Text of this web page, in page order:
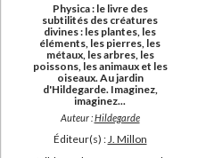
Physica : le livre des
subtilités des créatures
divines : les plantes, les
éléments, les pierres, les
métaux, les arbres, les
poissons, les animaux et les
oiseaux. Au jardin
d'Hildegarde. Imaginez,
imaginez...
Auteur :Hildegarde
Éditeur(s) : J. Millon